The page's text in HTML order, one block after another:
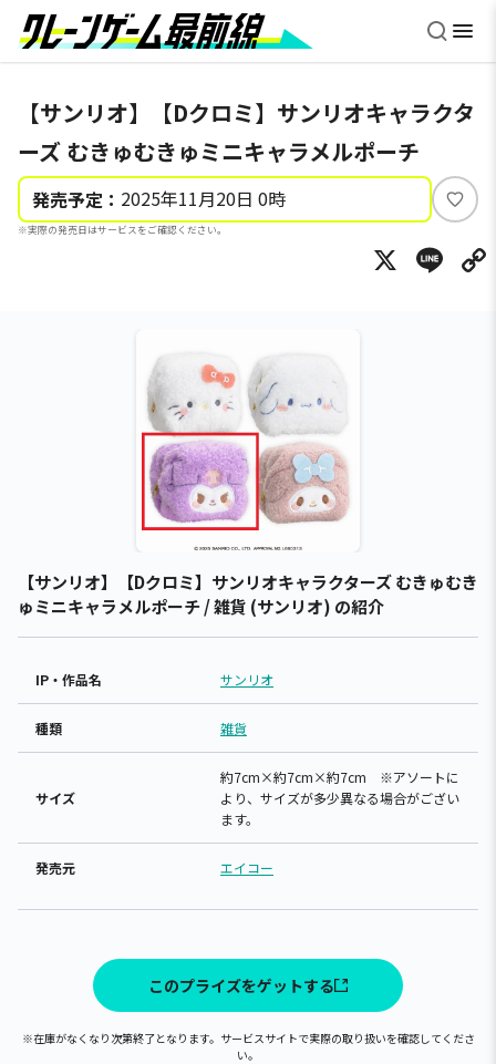
【サンリオ】【Dクロミ】サンリオキャラクタ
ーズ むきゅむきゅミニキャラメルポーチ
発売予定： 2025年11月20日 0時
※実際の発売日はサービスをご確認ください。
い
ね
X
【サンリオ】【Dクロミ】サンリオキャラクターズ むきゅむき
ゅミニキャラメルポーチ / 雑貨 (サンリオ) の紹介
IP・作品名 サンリオ
種類 雑貨
サイズ
約7cm×約7cm×約7cm ※アソートに
より、サイズが多少異なる場合がござい
ます。
発売元 エイコー
このプライズをゲットする
※在庫がなくなり次第終了となります。サービスサイトで実際の取り扱いを確認してくださ
い。